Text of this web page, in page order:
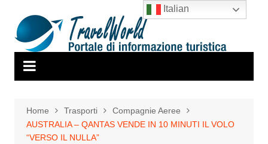
contenuto
Home Trasporti
Compagnie Aeree
AUSTRALIA – QANTAS VENDE IN 10 MINUTI IL VOLO
“VERSO IL NULLA”
Italian